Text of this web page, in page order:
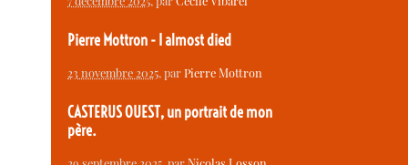
Pierre Mottron - I almost died
23 novembre 2025, parPierre Mottron
CASTERUS OUEST, un portrait de mon
père.